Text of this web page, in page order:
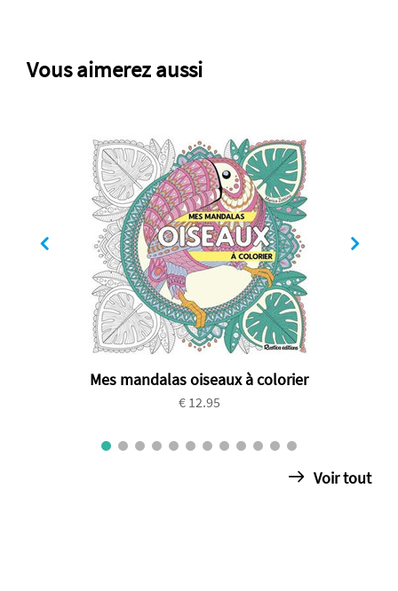
Vous aimerez aussi
Mes mandalas oiseaux à colorier
€ 12.95
Voir tout